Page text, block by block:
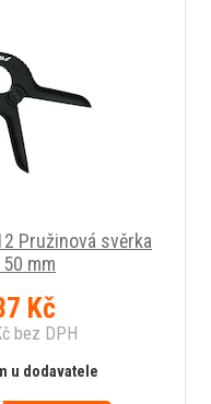
Pružinová svěrka
mm
Kč
bez DPH
u dodavatele